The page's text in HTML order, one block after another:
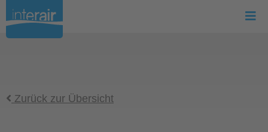
Zurück zur Übersicht